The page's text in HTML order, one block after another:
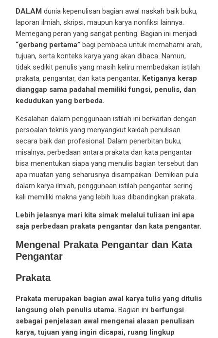
DALAM dunia kepenulisan bagian awal naskah baik buku,
laporan ilmiah, skripsi, maupun karya nonfiksi lainnya.
Memegang peran yang sangat penting. Bagian ini menjadi
“gerbang pertama” bagi pembaca untuk memahami arah,
tujuan, serta konteks karya yang akan dibaca. Namun,
tidak sedikit penulis yang masih keliru membedakan istilah
prakata, pengantar, dan kata pengantar. Ketiganya kerap
dianggap sama padahal memiliki fungsi, penulis, dan
kedudukan yang berbeda.
Kesalahan dalam penggunaan istilah ini berkaitan dengan
persoalan teknis yang menyangkut kaidah penulisan
secara baik dan profesional. Dalam penerbitan buku,
misalnya, perbedaan antara prakata dan kata pengantar
bisa menentukan siapa yang menulis bagian tersebut dan
apa muatan yang seharusnya disampaikan. Demikian pula
dalam karya ilmiah, penggunaan istilah pengantar sering
kali memiliki makna yang lebih luas dibandingkan prakata.
Lebih jelasnya mari kita simak melalui tulisan ini apa
saja perbedaan prakata pengantar dan kata pengantar.
Mengenal Prakata Pengantar dan Kata
Pengantar
Prakata
Prakata merupakan bagian awal karya tulis yang ditulis
langsung oleh penulis utama. Bagian ini berfungsi
sebagai penjelasan awal mengenai alasan penulisan
karya, tujuan yang ingin dicapai, ruang lingkup